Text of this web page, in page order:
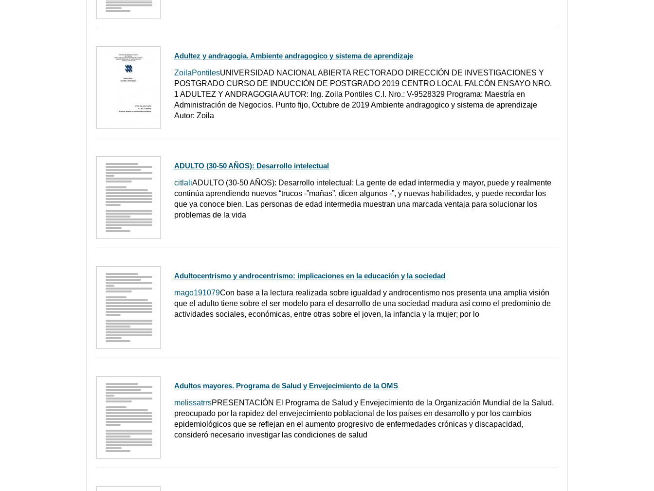
Adultez y andragogia. Ambiente andragogico y sistema de aprendizaje
ZoilaPontilesUNIVERSIDAD NACIONAL ABIERTA RECTORADO DIRECCIÓN DE INVESTIGACIONES Y
POSTGRADO CURSO DE INDUCCIÓN DE POSTGRADO 2019 CENTRO LOCAL FALCÓN ENSAYO NRO.
1 ADULTEZ Y ANDRAGOGIA AUTOR: Ing. Zoila Pontiles C.I. Nro.: V-9528329 Programa: Maestría en
Administración de Negocios. Punto fijo, Octubre de 2019 Ambiente andragogico y sistema de aprendizaje
Autor: Zoila
ADULTO (30-50 AÑOS): Desarrollo intelectual
citlaliADULTO (30-50 AÑOS): Desarrollo intelectual: La gente de edad intermedia y mayor, puede y realmente
continúa aprendiendo nuevos “trucos -”mañas”, dicen algunos -”, y nuevas habilidades, y puede recordar los
que ya conoce bien. Las personas de edad intermedia muestran una marcada ventaja para solucionar los
problemas de la vida
Adultocentrismo y androcentrismo: implicaciones en la educación y la sociedad
mago191079Con base a la lectura realizada sobre igualdad y androcentismo nos presenta una amplia visión
que el adulto tiene sobre el ser modelo para el desarrollo de una sociedad madura así como el predominio de
actividades sociales, económicas, entre otras sobre el joven, la infancia y la mujer; por lo
Adultos mayores. Programa de Salud y Envejecimiento de la OMS
melissatrrsPRESENTACIÓN El Programa de Salud y Envejecimiento de la Organización Mundial de la Salud,
preocupado por la rapidez del envejecimiento poblacional de los países en desarrollo y por los cambios
epidemiológicos que se reflejan en el aumento progresivo de enfermedades crónicas y discapacidad,
consideró necesario investigar las condiciones de salud